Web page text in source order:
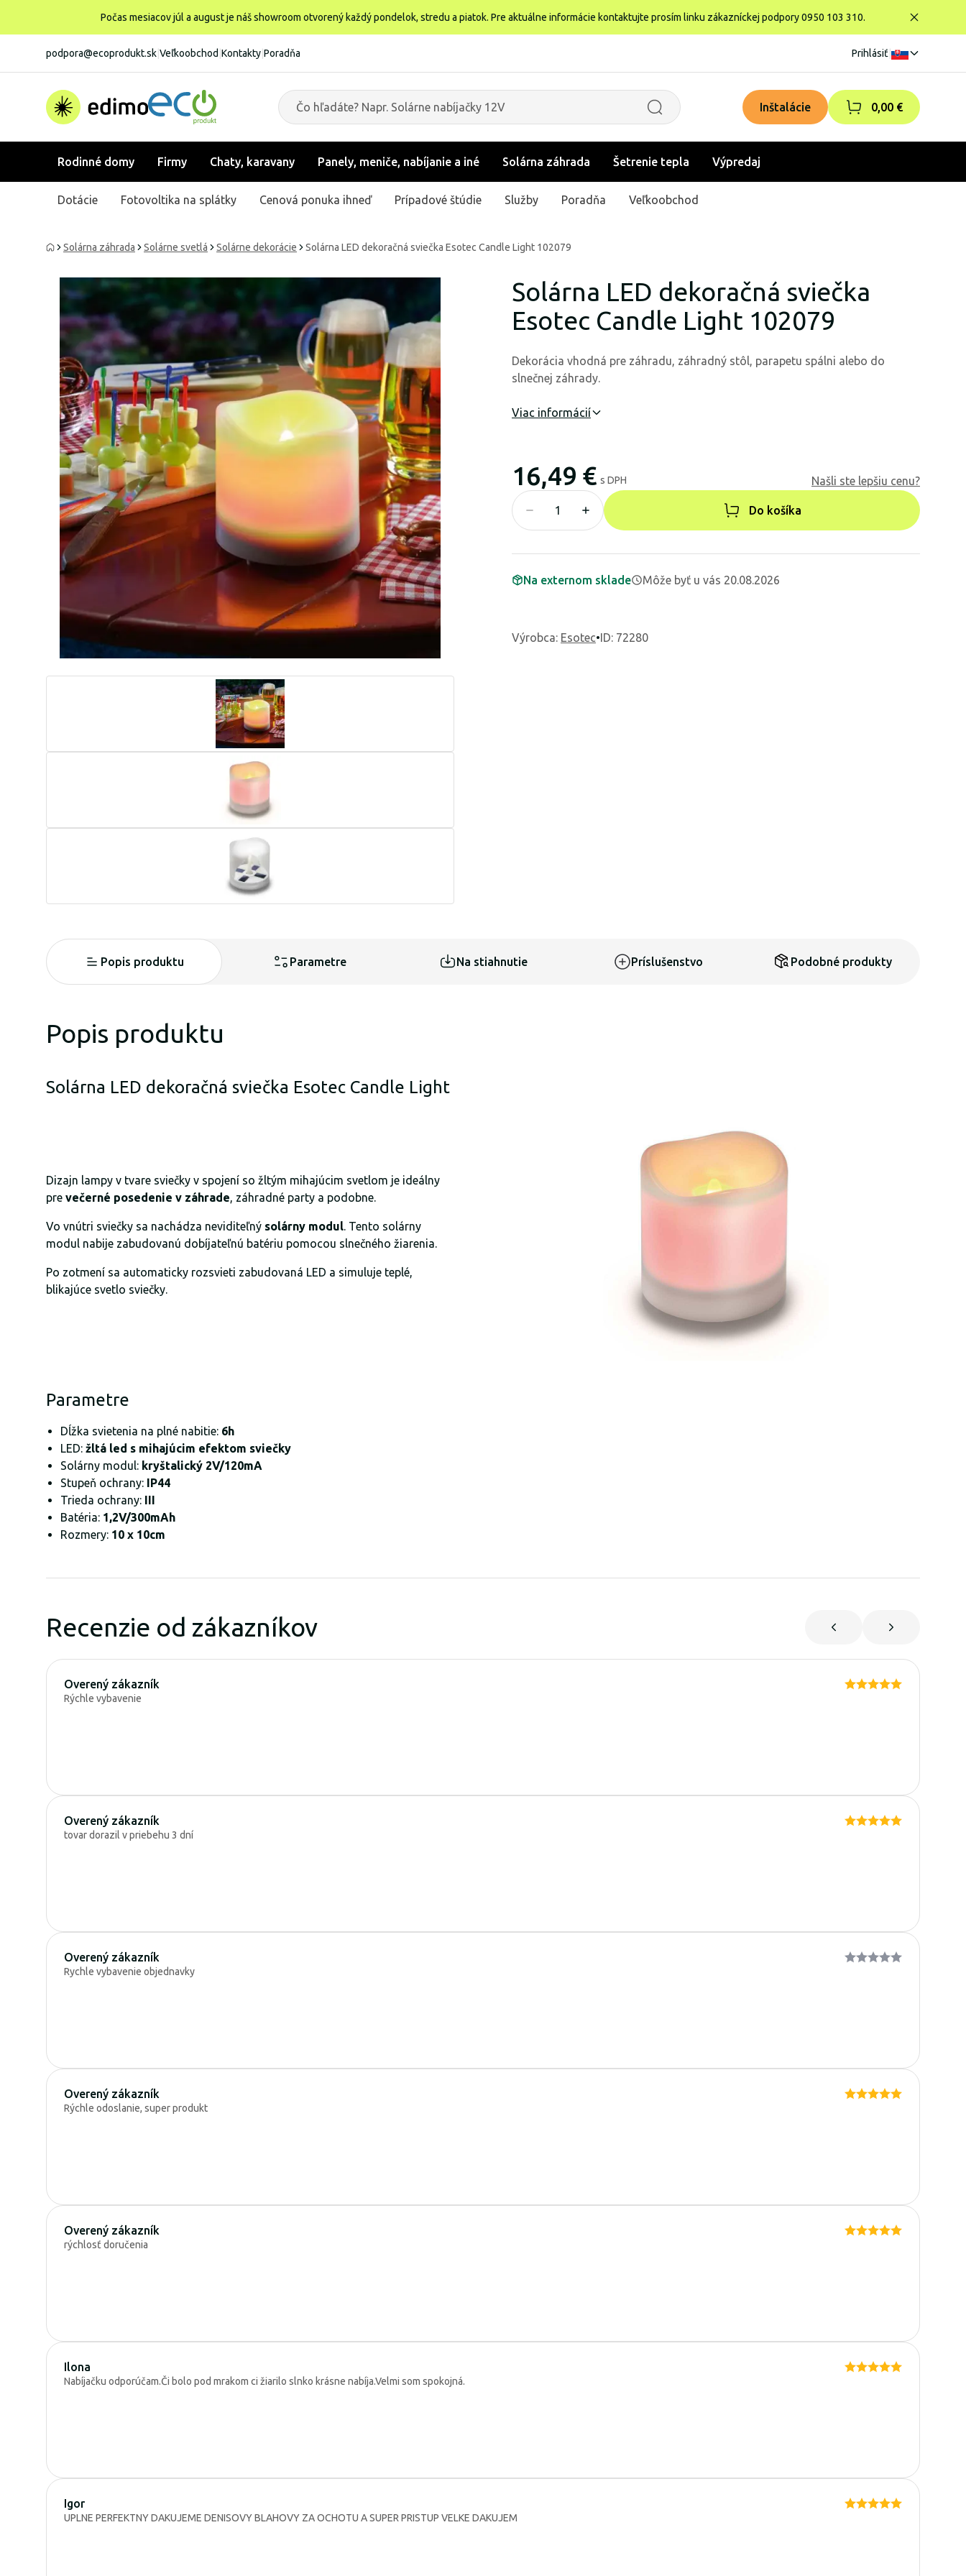
Počas mesiacov júl a august je náš showroom otvorený každý pondelok, stredu a piatok. Pre aktuálne informácie kontaktujte prosím linku zákazníckej podpory 0950 103 310.
podpora@ecoprodukt.sk Veľkoobchod Kontakty Poradňa Prihlásiť
Inštalácie 0,00 €
Rodinné domy Firmy Chaty, karavany Panely, meniče, nabíjanie a iné Solárna záhrada Šetrenie tepla Výpredaj
Dotácie Fotovoltika na splátky Cenová ponuka ihneď Prípadové štúdie Služby Poradňa Veľkoobchod
Solárna záhrada Solárne svetlá Solárne dekorácie Solárna LED dekoračná sviečka Esotec Candle Light 102079
Solárna LED dekoračná sviečka
Esotec Candle Light 102079
Dekorácia vhodná pre záhradu, záhradný stôl, parapetu spálni alebo do
slnečnej záhrady.
Viac informácií
16,49 € s DPH Našli ste lepšiu cenu?
Do košíka
Na externom sklade Môže byť u vás 20.08.2026
Výrobca: Esotec•ID: 72280
Popis produktu Parametre Na stiahnutie Príslušenstvo Podobné produkty
Popis produktu
Solárna LED dekoračná sviečka Esotec Candle Light
Dizajn lampy v tvare sviečky v spojení so žltým mihajúcim svetlom je ideálny
pre večerné posedenie v záhrade, záhradné party a podobne.
Vo vnútri sviečky sa nachádza neviditeľný solárny modul. Tento solárny
modul nabije zabudovanú dobíjateľnú batériu pomocou slnečného žiarenia.
Po zotmení sa automaticky rozsvieti zabudovaná LED a simuluje teplé,
blikajúce svetlo sviečky.
Parametre
Dĺžka svietenia na plné nabitie: 6h
LED: žltá led s mihajúcim efektom sviečky
Solárny modul: kryštalický 2V/120mA
Stupeň ochrany: IP44
Trieda ochrany: III
Batéria: 1,2V/300mAh
Rozmery: 10 x 10cm
Recenzie od zákazníkov
Overený zákazník
Rýchle vybavenie
Overený zákazník
tovar dorazil v priebehu 3 dní
Overený zákazník
Rychle vybavenie objednavky
Overený zákazník
Rýchle odoslanie, super produkt
Overený zákazník
rýchlosť doručenia
Ilona
Nabíjačku odporúčam.Či bolo pod mrakom ci žiarilo slnko krásne nabíja.Velmi som spokojná.
Igor
UPLNE PERFEKTNY DAKUJEME DENISOVY BLAHOVY ZA OCHOTU A SUPER PRISTUP VELKE DAKUJEM